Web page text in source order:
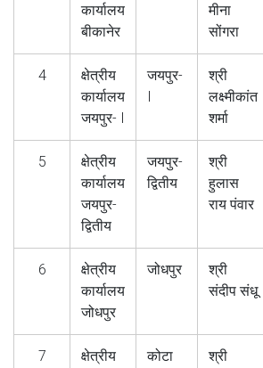
कार्यालय
बीकानेर
मीना
सोंगरा
4
क्षेत्रीय
कार्यालय
जयपुर- I
जयपुर-
I
श्री
लक्ष्मीकांत
शर्मा
5
क्षेत्रीय
कार्यालय
जयपुर-
द्वितीय
जयपुर-
द्वितीय
श्री
हुलास
राय पंवार
6
क्षेत्रीय
कार्यालय
जोधपुर
जोधपुर
श्री
संदीप संधू
7
क्षेत्रीय
कोटा
श्री